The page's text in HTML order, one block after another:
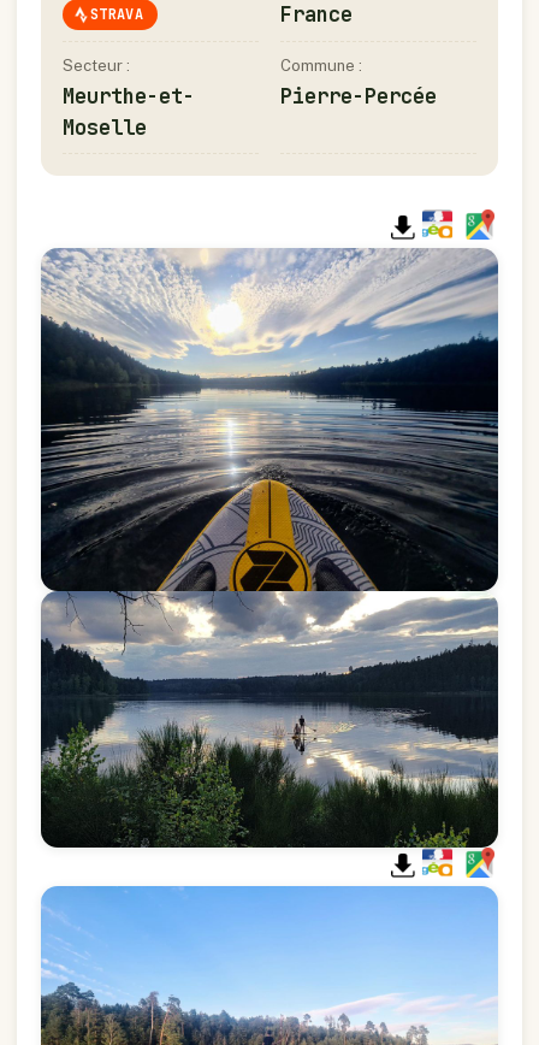
STRAVA France
Secteur :
Meurthe-et-
Moselle
Commune :
Pierre-Percée